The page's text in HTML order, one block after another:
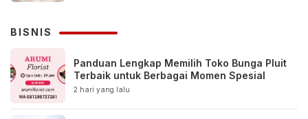
BISNIS
Panduan Lengkap Memilih Toko Bunga Pluit
Terbaik untuk Berbagai Momen Spesial
2 hari yang lalu